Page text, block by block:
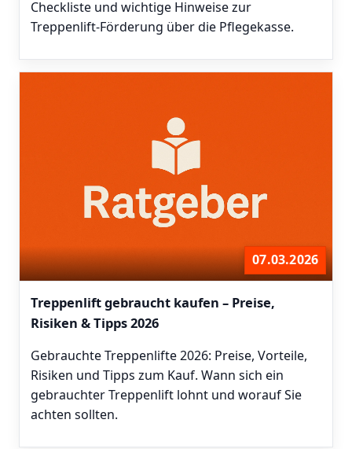
Checkliste und wichtige Hinweise zur
Treppenlift-Förderung über die Pflegekasse.
07.03.2026
Treppenlift gebraucht kaufen – Preise,
Risiken & Tipps 2026
Gebrauchte Treppenlifte 2026: Preise, Vorteile,
Risiken und Tipps zum Kauf. Wann sich ein
gebrauchter Treppenlift lohnt und worauf Sie
achten sollten.